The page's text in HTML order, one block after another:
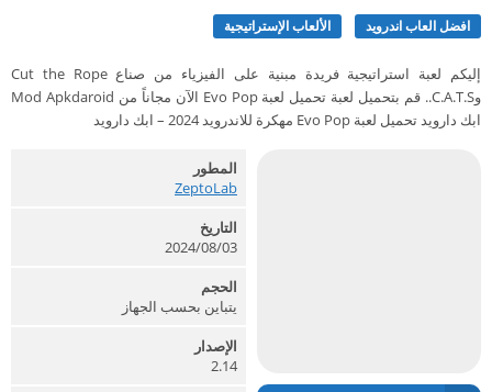
افضل العاب اندرويد الألعاب الإستراتيجية
إليكم لعبة استراتيجية فريدة مبنية على الفيزياء من صناع Cut the Rope
وC.A.T.S.. قم بتحميل لعبة تحميل لعبة Evo Pop الآن مجاناً من Mod Apkdaroid
ابك دارويد تحميل لعبة Evo Pop مهكرة للاندرويد 2024 – ابك دارويد
المطور
ZeptoLab‏
التاريخ
2024/08/03
الحجم
يتباين بحسب الجهاز
الإصدار
2.14